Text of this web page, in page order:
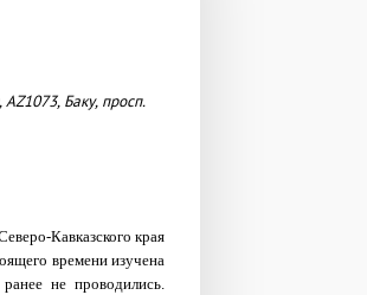
AZ1073, Баку, просп.
Кавказского края
времени изучена
не проводились.